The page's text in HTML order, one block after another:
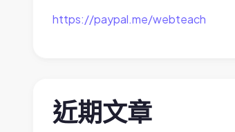
https://paypal.me/webteach
近期文章